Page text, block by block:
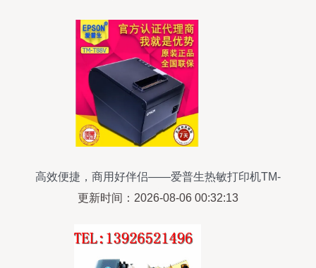
高效便捷，商用好伴侣——爱普生热敏打印机TM-
T60评测
更新时间：2026-08-06 00:32:13